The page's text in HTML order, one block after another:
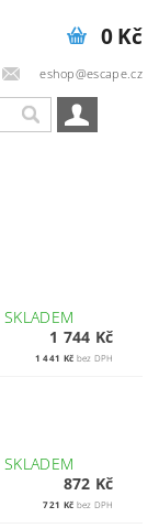
eshop@escape.cz
0 Kč
SKLADEM
1 744 Kč
1 441 Kč bez DPH
SKLADEM
872 Kč
721 Kč bez DPH